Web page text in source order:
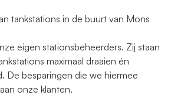
tankstations in de buurt van Mons
eigen stationsbeheerders. Zij staan
maximaal draaien én
De besparingen die we hiermee
onze klanten.